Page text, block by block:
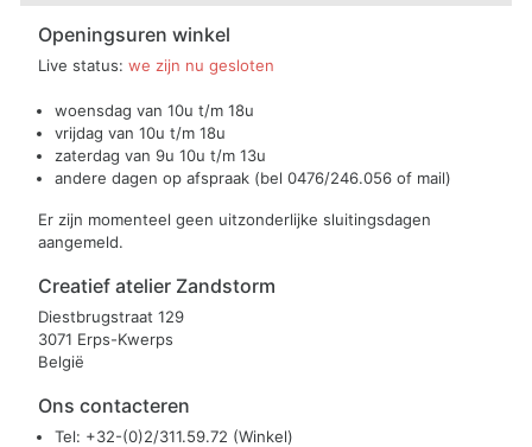
Openingsuren winkel
Live status:we zijn nu gesloten
woensdag van 10u t/m 18u
vrijdag van 10u t/m 18u
zaterdag van 9u 10u t/m 13u
andere dagen op afspraak (bel 0476/246.056 of mail)
Er zijn momenteel geen uitzonderlijke sluitingsdagen
aangemeld.
Creatief atelier Zandstorm
Diestbrugstraat 129
3071 Erps-Kwerps
België
Ons contacteren
Tel: +32-(0)2/311.59.72 (Winkel)